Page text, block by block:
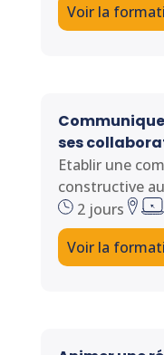
Voir la
ses
Etablir une
constructive
2 jours
Voir la